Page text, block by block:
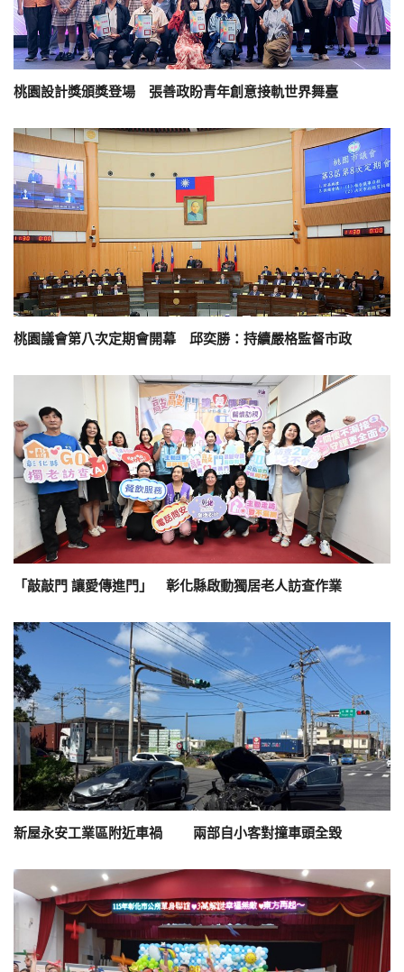
桃園設計獎頒獎登場 張善政盼青年創意接軌世界舞臺
桃園議會第八次定期會開幕 邱奕勝：持續嚴格監督市政
「敲敲門 讓愛傳進門」 彰化縣啟動獨居老人訪查作業
新屋永安工業區附近車禍 兩部自小客對撞車頭全毀